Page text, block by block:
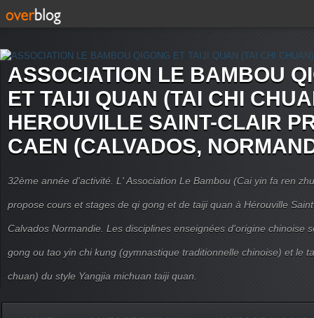
ASSOCIATION LE BAMBOU
ET TAIJI QUAN (TAI CHI
HEROUVILLE SAINT-CLAIR
CAEN (CALVADOS,
32ème année d'activité. L' Association Le Bambou (Cai yin fa ren
propose cours et stages de qi gong et de taiji quan à Hérouville
Calvados Normandie. Les disciplines enseignées d'origine chinoise
gong ou tao yin chi kung (gymnastique traditionnelle chinoise) et le
chuan) du style Yangjia michuan taiji quan.